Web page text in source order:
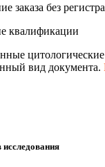
заказа без
квалификации
вид документа.